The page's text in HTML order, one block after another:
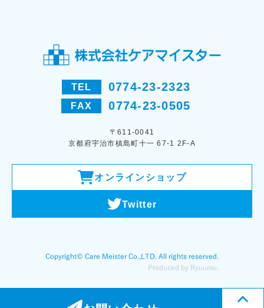
TEL 0774-23-2323
FAX 0774-23-0505
〒611-0041
京都府宇治市槙島町十一 67-1 2F-A
オンラインショップ
Twitter